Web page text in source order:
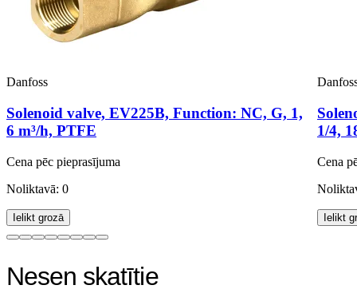
Danfoss
Solenoid valve, EV225B, Function: NC, G, 1,
6 m³/h, PTFE
Cena pēc pieprasījuma
Noliktavā: 0
Ielikt grozā
1/4,
Cena
Ielikt
Nesen skatītie